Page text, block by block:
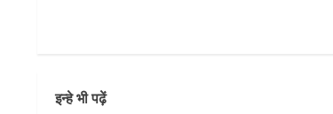
इन्हे भी पढ़ें